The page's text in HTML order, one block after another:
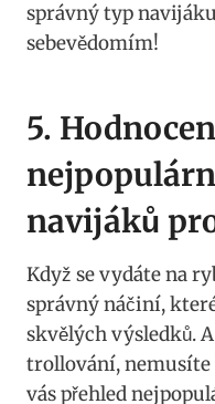
⁤správný typ
sebevědomím!
5.
navijáků
Když‍ se ⁢vydáte na
správný náčiní,
skvělých výsledků.‌
trollování, nemusíte
vás přehled